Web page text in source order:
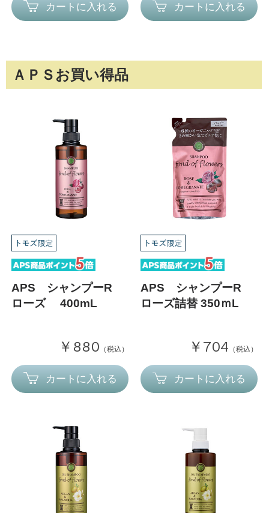
カートに入れる カートに入れる
ＡＰＳお買い得品
APS シャンプーR
ローズ 400mL
￥880 （税込）
カートに入れる
APS シャンプーR
ローズ詰替 350ｍL
￥704 （税込）
カートに入れる